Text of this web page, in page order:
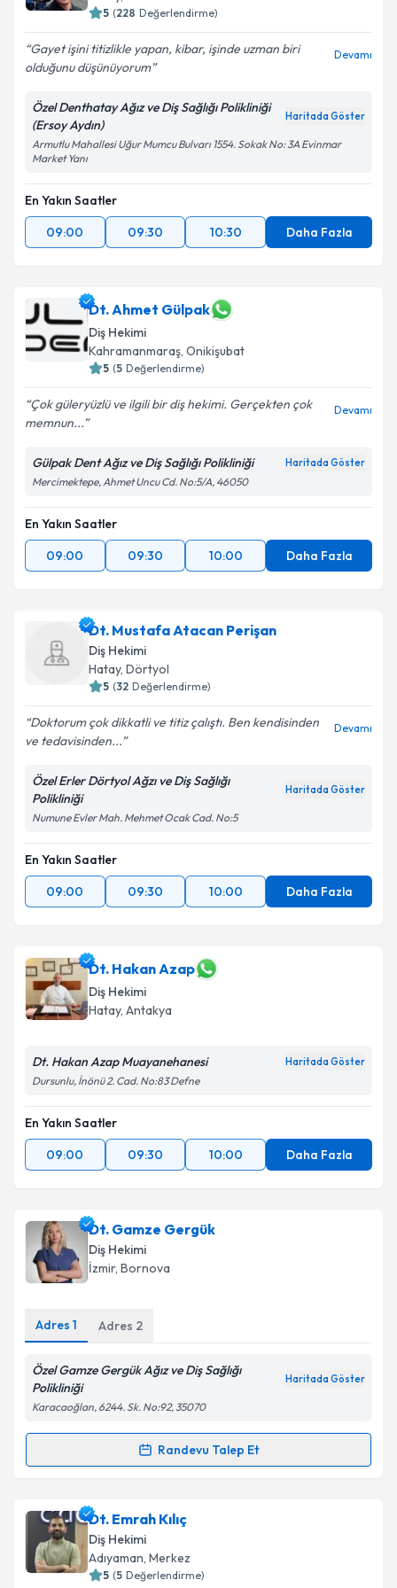
Kişisel verilerimin işlenmesine ilişkin
Aydınlatma
Metni
kapsamda işlenmesini kabul ediyorum.
5 (228 Değerlendirme)
Gayet işini titizlikle yapan, kibar, işinde uzman biri
olduğunu düşünüyorum
Devamı
Özel Denthatay Ağız ve Diş Sağlığı Polikliniği
(Ersoy Aydın)
Haritada Göster
Armutlu Mahallesi Uğur Mumcu Bulvarı 1554. Sokak No: 3A Evinmar
Market Yanı
En Yakın Saatler
09:00
09:30 10:30 Daha Fazla
Dt. Ahmet Gülpak
Diş Hekimi
Kahramanmaraş, Onikişubat
5 (5 Değerlendirme)
Çok güleryüzlü ve ilgili bir diş hekimi. Gerçekten çok
memnun...
Devamı
Gülpak Dent Ağız ve Diş Sağlığı Polikliniği Haritada Göster
Mercimektepe, Ahmet Uncu Cd. No:5/A, 46050
En Yakın Saatler
09:00
09:30 10:00 Daha Fazla
Dt. Mustafa Atacan Perişan
Diş Hekimi
Hatay, Dörtyol
5 (32 Değerlendirme)
Doktorum çok dikkatli ve titiz çalıştı. Ben kendisinden
ve tedavisinden...
Devamı
Özel Erler Dörtyol Ağzı ve Diş Sağlığı
Polikliniği
Haritada Göster
Numune Evler Mah. Mehmet Ocak Cad. No:5
En Yakın Saatler
09:00
09:30 10:00 Daha Fazla
Dt. Hakan Azap
Diş Hekimi
Hatay, Antakya
Dt. Hakan Azap Muayanehanesi Haritada Göster
Dursunlu, İnönü 2. Cad. No:83 Defne
En Yakın Saatler
09:00
09:30 10:00 Daha Fazla
Dt. Gamze Gergük
Diş Hekimi
İzmir, Bornova
Adres 1 Adres 2
Özel Gamze Gergük Ağız ve Diş Sağlığı
Polikliniği
Haritada Göster
Karacaoğlan, 6244. Sk. No:92, 35070
Randevu Talep Et
Randevu Takvimi Talebi
Dt. Gamze Gergükiçin randevu takvimi talebi
oluşturun. Size bu uzmandan randevu almanız için bir
takvim hazırlandığında e-posta ile bilgilendireceğiz.
Dt. Emrah Kılıç
Diş Hekimi
Adıyaman, Merkez
5 (5 Değerlendirme)